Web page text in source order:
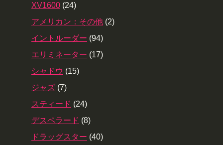
XV1600 (24)
アメリカン：その他 (2)
イントルーダー (94)
エリミネーター (17)
シャドウ (15)
ジャズ (7)
スティード (24)
デスペラード (8)
ドラッグスター (40)